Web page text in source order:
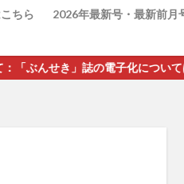
ちら 2026年最新号・最新前月
」誌の電子化については、2021